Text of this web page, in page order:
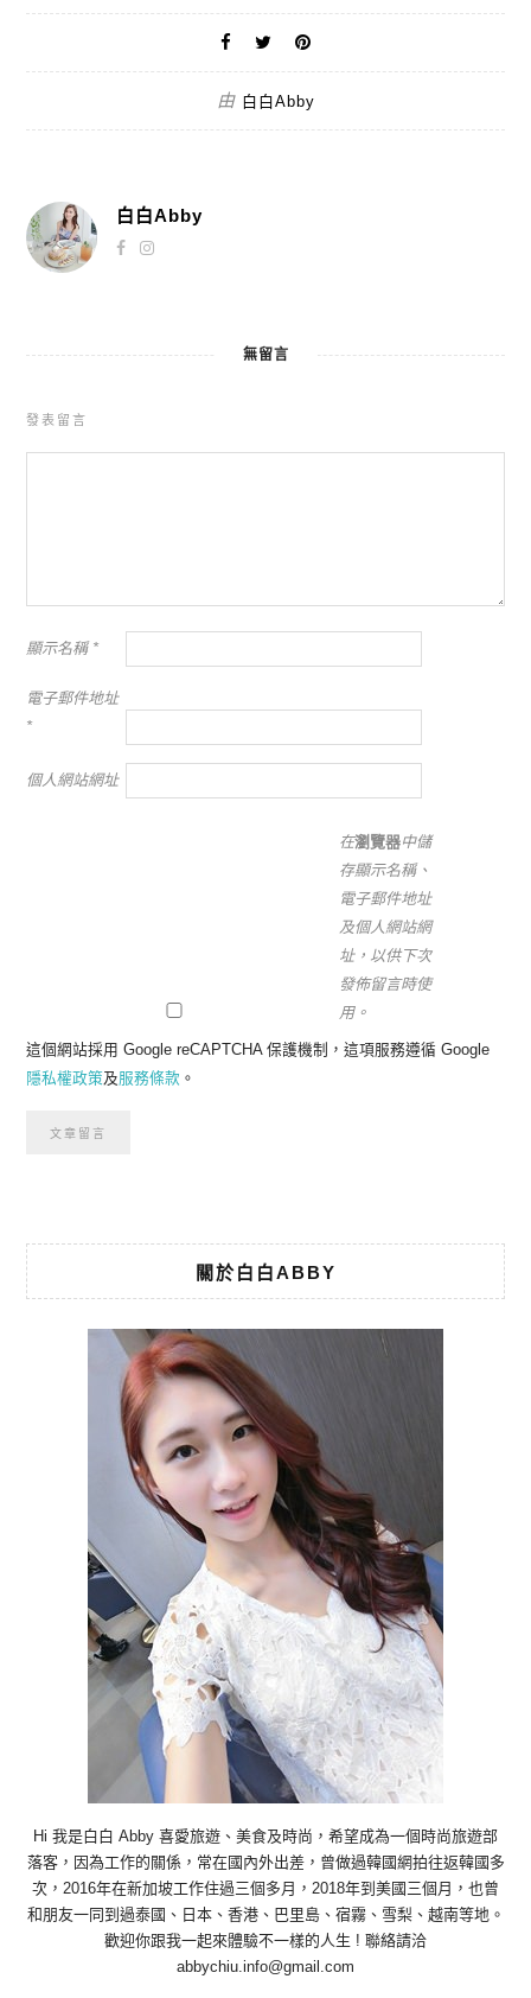
由 白白Abby
白白Abby
無留言
發表留言
顯示名稱 *
電子郵件地址
*
個人網站網址
在瀏覽器中儲
存顯示名稱、
電子郵件地址
及個人網站網
址，以供下次
發佈留言時使
用。
這個網站採用 Google reCAPTCHA 保護機制，這項服務遵循 Google
隱私權政策及服務條款 。
關於白白ABBY
Hi 我是白白 Abby 喜愛旅遊、美食及時尚，希望成為一個時尚旅遊部
落客，因為工作的關係，常在國內外出差，曾做過韓國網拍往返韓國多
次，2016年在新加坡工作住過三個多月，2018年到美國三個月，也曾
和朋友一同到過泰國、日本、香港、巴里島、宿霧、雪梨、越南等地。
歡迎你跟我一起來體驗不一樣的人生 ! 聯絡請洽
abbychiu.info@gmail.com